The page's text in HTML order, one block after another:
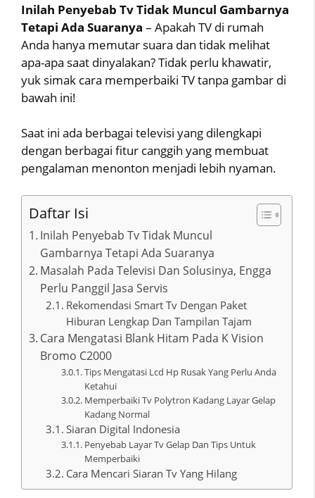
Inilah Penyebab Tv Tidak Muncul Gambarnya
Tetapi Ada Suaranya – Apakah TV di rumah
Anda hanya memutar suara dan tidak melihat
apa-apa saat dinyalakan? Tidak perlu khawatir,
yuk simak cara memperbaiki TV tanpa gambar di
bawah ini!
Saat ini ada berbagai televisi yang dilengkapi
dengan berbagai fitur canggih yang membuat
pengalaman menonton menjadi lebih nyaman.
Daftar Isi
Inilah Penyebab Tv Tidak Muncul
Gambarnya Tetapi Ada Suaranya
Masalah Pada Televisi Dan Solusinya, Engga
Perlu Panggil Jasa Servis
Rekomendasi Smart Tv Dengan Paket
Hiburan Lengkap Dan Tampilan Tajam
Cara Mengatasi Blank Hitam Pada K Vision
Bromo C2000
Tips Mengatasi Lcd Hp Rusak Yang Perlu Anda
Ketahui
Memperbaiki Tv Polytron Kadang Layar Gelap
Kadang Normal
Siaran Digital Indonesia
Penyebab Layar Tv Gelap Dan Tips Untuk
Memperbaiki
Cara Mencari Siaran Tv Yang Hilang